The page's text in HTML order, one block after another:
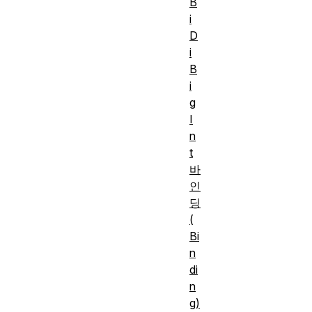
i
D
i
B
i
g
I
n
t
바
인
딩
(
Bi
n
di
n
g)